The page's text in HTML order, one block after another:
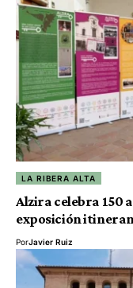
LA RIBERA ALTA
Alzira celebra 150
exposición
PorJavier Ruiz